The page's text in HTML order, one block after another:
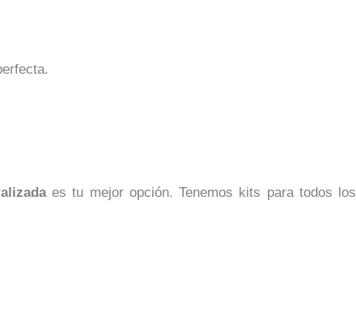
es tu mejor opción. Tenemos kits para todos los